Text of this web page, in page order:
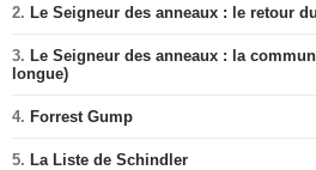
2. Le Seigneur des anneaux : le retour
3. Le Seigneur des anneaux : la
longue)
4. Forrest Gump
5. La Liste de Schindler